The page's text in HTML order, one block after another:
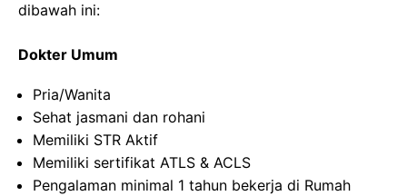
dibawah ini:
Dokter Umum
Pria/Wanita
Sehat jasmani dan rohani
Memiliki STR Aktif
Memiliki sertifikat ATLS & ACLS
Pengalaman minimal 1 tahun bekerja di Rumah